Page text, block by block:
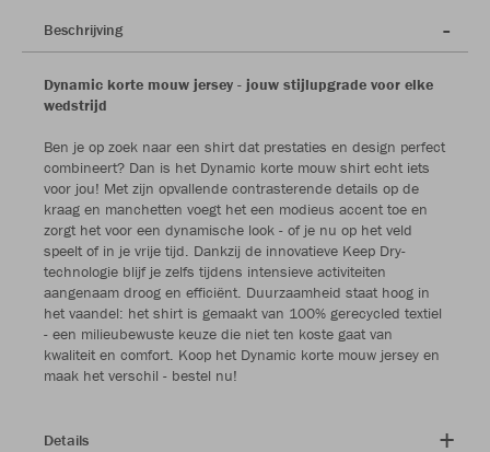
Beschrijving
Dynamic korte mouw jersey - jouw stijlupgrade voor elke
wedstrijd
Ben je op zoek naar een shirt dat prestaties en design perfect
combineert? Dan is het Dynamic korte mouw shirt echt iets
voor jou! Met zijn opvallende contrasterende details op de
kraag en manchetten voegt het een modieus accent toe en
zorgt het voor een dynamische look - of je nu op het veld
speelt of in je vrije tijd. Dankzij de innovatieve Keep Dry-
technologie blijf je zelfs tijdens intensieve activiteiten
aangenaam droog en efficiënt. Duurzaamheid staat hoog in
het vaandel: het shirt is gemaakt van 100% gerecycled textiel
- een milieubewuste keuze die niet ten koste gaat van
kwaliteit en comfort. Koop het Dynamic korte mouw jersey en
maak het verschil - bestel nu!
Details